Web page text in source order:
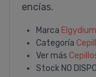
encí­as.
Marca Elgydium
Categoría
Ver más
Stock NO